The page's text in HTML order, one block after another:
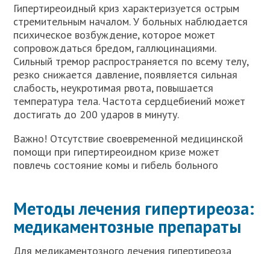
Гипертиреоидный криз характеризуется острым
стремительным началом. У больных наблюдается
психическое возбуждение, которое может
сопровождаться бредом, галлюцинациями.
Сильный тремор распространяется по всему телу,
резко снижается давление, появляется сильная
слабость, неукротимая рвота, повышается
температура тела. Частота сердцебиений может
достигать до 200 ударов в минуту.
Важно! Отсутствие своевременной медицинской
помощи при гипертиреоидном кризе может
повлечь состояние комы и гибель больного
Методы лечения гипертиреоза:
медикаментозные препараты
Для медикаментозного лечения гипертиреоза